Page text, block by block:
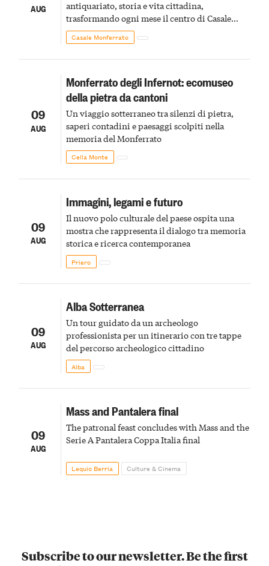
AUG
antiquariato, storia e vita cittadina,
trasformando ogni mese il centro di Casale
Monferrato in un luogo di scoperta e racconto
Casale Monferrato
09
AUG
Monferrato degli Infernot: ecomuseo
della pietra da cantoni
Un viaggio sotterraneo tra silenzi di pietra,
saperi contadini e paesaggi scolpiti nella
memoria del Monferrato
Cella Monte
09
AUG
Immagini, legami e futuro
Il nuovo polo culturale del paese ospita una
mostra che rappresenta il dialogo tra memoria
storica e ricerca contemporanea
Priero
09
AUG
Alba Sotterranea
Un tour guidato da un archeologo
professionista per un itinerario con tre tappe
del percorso archeologico cittadino
Alba
09
AUG
Mass and Pantalera final
The patronal feast concludes with Mass and the
Serie A Pantalera Coppa Italia final
Lequio Berria Culture & Cinema
Subscribe to our newsletter. Be the first